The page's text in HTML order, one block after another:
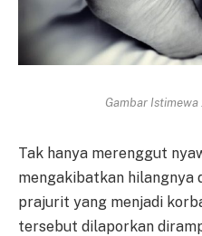
Gambar
Tak hanya merenggut
mengakibatkan hilangnya
prajurit yang menjadi
tersebut dilaporkan